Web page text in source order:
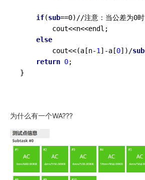
if(sub==0)//注意：当公差为0时
cout<<n<<endl ;
else
cout<<(a[n-1 ]-a[0])/sub
return 0;
}
为什么有一个WA???